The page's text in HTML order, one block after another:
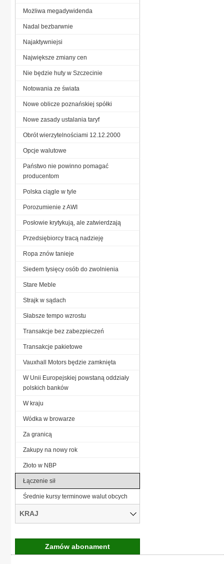
Możliwa megadywidenda
Nadal bezbarwnie
Najaktywniejsi
Największe zmiany cen
Nie będzie huty w Szczecinie
Notowania ze świata
Nowe oblicze poznańskiej spółki
Nowe zasady ustalania taryf
Obrót wierzytelnościami 12.12.2000
Opcje walutowe
Państwo nie powinno pomagać
producentom
Polska ciągle w tyle
Porozumienie z AWI
Posłowie krytykują, ale zatwierdzają
Przedsiębiorcy tracą nadzieję
Ropa znów tanieje
Siedem tysięcy osób do zwolnienia
Stare Meble
Strajk w sądach
Słabsze tempo wzrostu
Transakcje bez zabezpieczeń
Transakcje pakietowe
Vauxhall Motors będzie zamknięta
W Unii Europejskiej powstaną oddziały
polskich banków
W kraju
Wódka w browarze
Za granicą
Zakupy na nowy rok
Złoto w NBP
Łączenie sił
Średnie kursy terminowe walut obcych
KRAJ
Zamów abonament